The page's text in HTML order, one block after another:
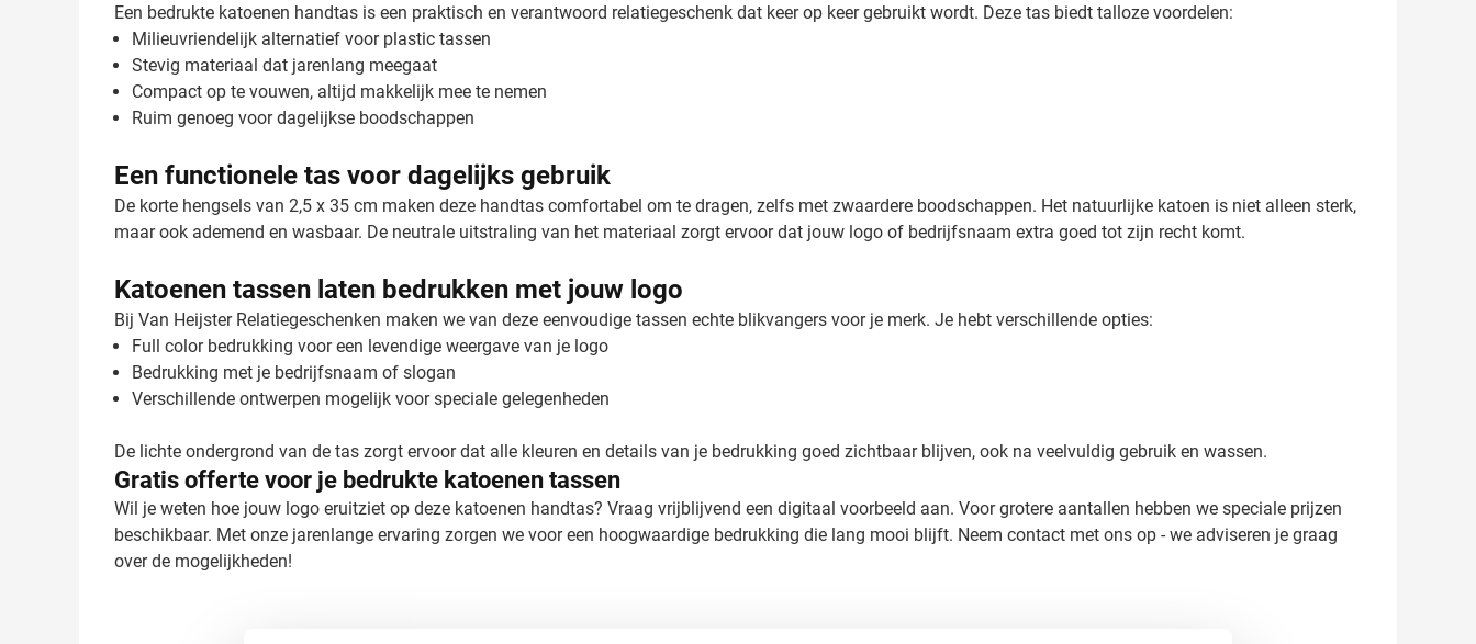
Een bedrukte katoenen handtas is een praktisch en verantwoord relatiegeschenk dat keer op keer gebruikt wordt. Deze tas biedt talloze voordelen:
Milieuvriendelijk alternatief voor plastic tassen
Stevig materiaal dat jarenlang meegaat
Compact op te vouwen, altijd makkelijk mee te nemen
Ruim genoeg voor dagelijkse boodschappen
Een functionele tas voor dagelijks gebruik
De korte hengsels van 2,5 x 35 cm maken deze handtas comfortabel om te dragen, zelfs met zwaardere boodschappen. Het natuurlijke katoen is niet alleen sterk,
maar ook ademend en wasbaar. De neutrale uitstraling van het materiaal zorgt ervoor dat jouw logo of bedrijfsnaam extra goed tot zijn recht komt.
Katoenen tassen laten bedrukken met jouw logo
Bij Van Heijster Relatiegeschenken maken we van deze eenvoudige tassen echte blikvangers voor je merk. Je hebt verschillende opties:
Full color bedrukking voor een levendige weergave van je logo
Bedrukking met je bedrijfsnaam of slogan
Verschillende ontwerpen mogelijk voor speciale gelegenheden
De lichte ondergrond van de tas zorgt ervoor dat alle kleuren en details van je bedrukking goed zichtbaar blijven, ook na veelvuldig gebruik en wassen.
Gratis offerte voor je bedrukte katoenen tassen
Wil je weten hoe jouw logo eruitziet op deze katoenen handtas? Vraag vrijblijvend een digitaal voorbeeld aan. Voor grotere aantallen hebben we speciale prijzen
beschikbaar. Met onze jarenlange ervaring zorgen we voor een hoogwaardige bedrukking die lang mooi blijft. Neem contact met ons op - we adviseren je graag
over de mogelijkheden!